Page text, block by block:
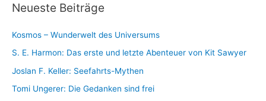
e
h
v
Neueste Beiträge
Kosmos – Wunderwelt des Universums
S. E. Harmon: Das erste und letzte Abenteuer von Kit Sawyer
Joslan F. Keller: Seefahrts-Mythen
Tomi Ungerer: Die Gedanken sind frei